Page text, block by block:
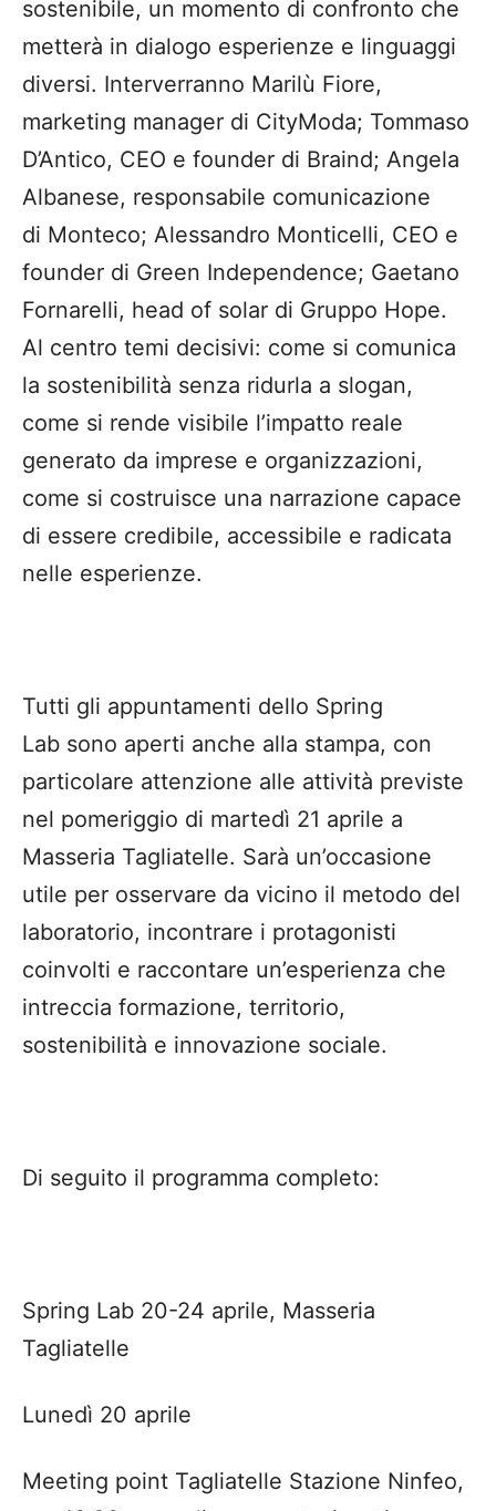
sostenibile, un momento di confronto che
metterà in dialogo esperienze e linguaggi
diversi. Interverranno Marilù Fiore,
marketing manager di CityModa; Tommaso
D’Antico, CEO e founder di Braind; Angela
Albanese, responsabile comunicazione
di Monteco; Alessandro Monticelli, CEO e
founder di Green Independence; Gaetano
Fornarelli, head of solar di Gruppo Hope.
Al centro temi decisivi: come si comunica
la sostenibilità senza ridurla a slogan,
come si rende visibile l’impatto reale
generato da imprese e organizzazioni,
come si costruisce una narrazione capace
di essere credibile, accessibile e radicata
nelle esperienze.
Tutti gli appuntamenti dello Spring
Lab sono aperti anche alla stampa, con
particolare attenzione alle attività previste
nel pomeriggio di martedì 21 aprile a
Masseria Tagliatelle. Sarà un’occasione
utile per osservare da vicino il metodo del
laboratorio, incontrare i protagonisti
coinvolti e raccontare un’esperienza che
intreccia formazione, territorio,
sostenibilità e innovazione sociale.
Di seguito il programma completo:
Spring Lab 20-24 aprile, Masseria
Tagliatelle
Lunedì 20 aprile
Meeting point Tagliatelle Stazione Ninfeo,